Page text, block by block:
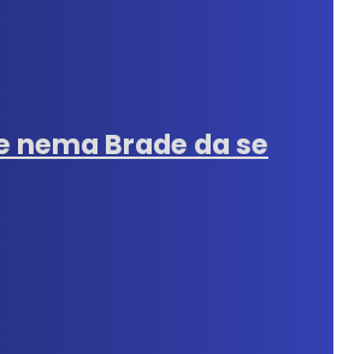
nema Brade da se